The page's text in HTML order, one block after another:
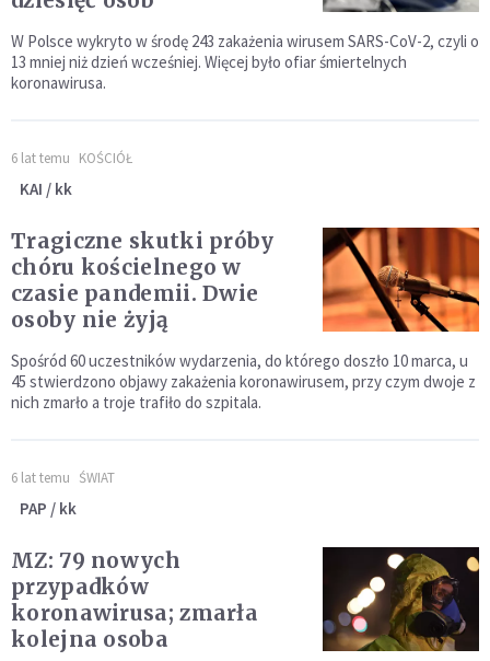
W Polsce wykryto w środę 243 zakażenia wirusem SARS-CoV-2, czyli o
13 mniej niż dzień wcześniej. Więcej było ofiar śmiertelnych
koronawirusa.
6 lat temu KOŚCIÓŁ
KAI / kk
Tragiczne skutki próby
chóru kościelnego w
czasie pandemii. Dwie
osoby nie żyją
Spośród 60 uczestników wydarzenia, do którego doszło 10 marca, u
45 stwierdzono objawy zakażenia koronawirusem, przy czym dwoje z
nich zmarło a troje trafiło do szpitala.
6 lat temu ŚWIAT
PAP / kk
MZ: 79 nowych
przypadków
koronawirusa; zmarła
kolejna osoba